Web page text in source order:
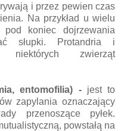
i przez pewien czas
Na przykład u wielu
pod koniec dojrzewania
słupki. Protandria i
zwierząt
entomofilia) - jest to
zapylania oznaczający
przenoszące pyłek.
powstałą na